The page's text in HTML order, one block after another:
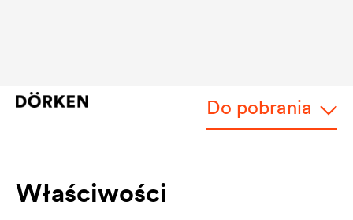
Do pobrania
Właściwości